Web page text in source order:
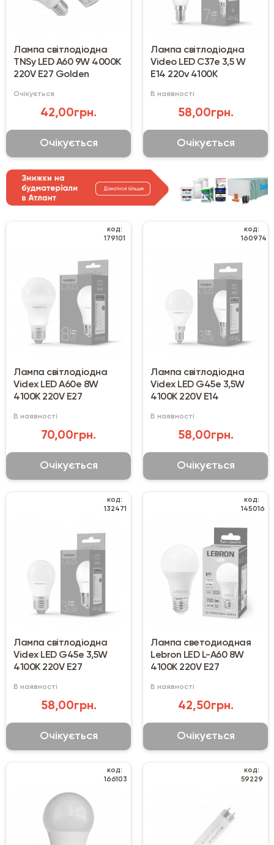
Лампа світлодіодна
TNSy LED A60 9W 4000К
220V E27 Golden
Очікується
42,00грн.
Очікується
Лампа світлодіодна
Video LED С37е 3,5 W
E14 220v 4100К
В наявності
58,00грн.
Очікується
код:
179101
Лампа світлодіодна
Videx LED A60e 8W
4100К 220V E27
В наявності
70,00грн.
Очікується
код:
160974
Лампа світлодіодна
Videx LED G45e 3,5W
4100К 220V E14
В наявності
58,00грн.
Очікується
код:
132471
Лампа світлодіодна
Videx LED G45e 3,5W
4100К 220V E27
В наявності
58,00грн.
Очікується
код:
145016
Лампа светодиодная
Lebron LED L-A60 8W
4100K 220V E27
В наявності
42,50грн.
Очікується
код:
166103
код:
59229